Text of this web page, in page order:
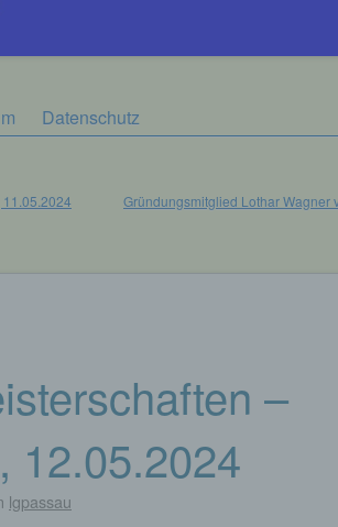
Datenschutz
Gründungsmitglied Lothar Wagner
–
12.05.2024
lgpassau